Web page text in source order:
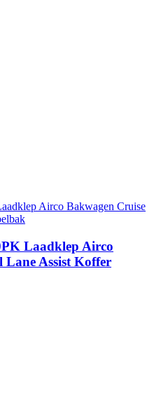
Laadklep Airco
Lane Assist Koffer